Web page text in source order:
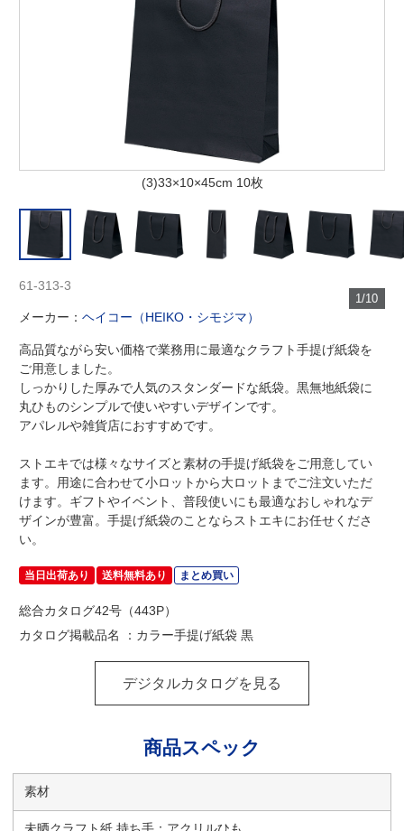
(3)33×10×45cm 10枚
1/10
61-313-3
メーカー：ヘイコー（HEIKO・シモジマ）
高品質ながら安い価格で業務用に最適なクラフト手提げ紙袋を
ご用意しました。
しっかりした厚みで人気のスタンダードな紙袋。黒無地紙袋に
丸ひものシンプルで使いやすいデザインです。
アパレルや雑貨店におすすめです。
ストエキでは様々なサイズと素材の手提げ紙袋をご用意してい
ます。用途に合わせて小ロットから大ロットまでご注文いただ
けます。ギフトやイベント、普段使いにも最適なおしゃれなデ
ザインが豊富。手提げ紙袋のことならストエキにお任せくださ
い。
当日出荷あり 送料無料あり まとめ買い
総合カタログ42号（443P）
カタログ掲載品名 ：カラー手提げ紙袋 黒
デジタルカタログを見る
商品スペック
素材